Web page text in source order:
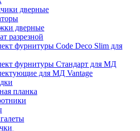
дверные
дверные
разрезной
фурнитуры Code Deco Slim для
фурнитуры Стандарт для МД
для МД Vantage
планка